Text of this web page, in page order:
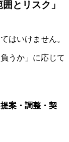
とリスク」
はいけません。
うか」に応じて
案・調整・契